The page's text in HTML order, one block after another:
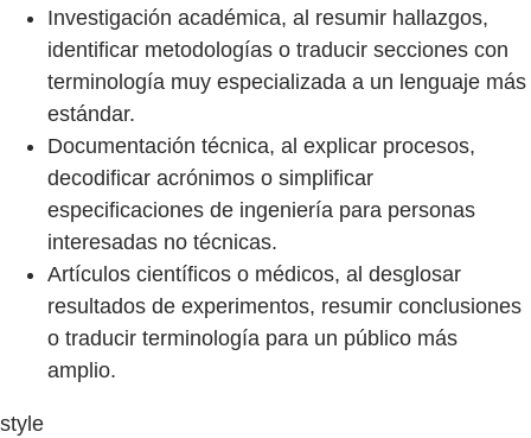
Investigación académica, al resumir hallazgos,
identificar metodologías o traducir secciones con
terminología muy especializada a un lenguaje más
estándar.
Documentación técnica, al explicar procesos,
decodificar acrónimos o simplificar
especificaciones de ingeniería para personas
interesadas no técnicas.
Artículos científicos o médicos, al desglosar
resultados de experimentos, resumir conclusiones
o traducir terminología para un público más
amplio.
style